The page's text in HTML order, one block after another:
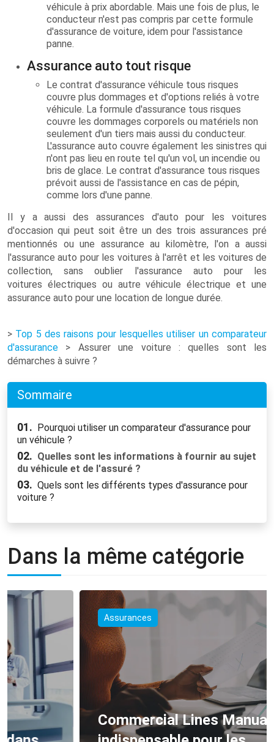
véhicule à prix abordable. Mais une fois de plus, le
conducteur n'est pas compris par cette formule
d'assurance de voiture, idem pour l'assistance
panne.
Assurance auto tout risque
Le contrat d'assurance véhicule tous risques
couvre plus dommages et d'options reliés à votre
véhicule. La formule d'assurance tous risques
couvre les dommages corporels ou matériels non
seulement d'un tiers mais aussi du conducteur.
L'assurance auto couvre également les sinistres qui
n'ont pas lieu en route tel qu'un vol, un incendie ou
bris de glace. Le contrat d'assurance tous risques
prévoit aussi de l'assistance en cas de pépin,
comme lors d'une panne.
Il y a aussi des assurances d'auto pour les voitures
d'occasion qui peut soit être un des trois assurances pré
mentionnés ou une assurance au kilomètre, l'on a aussi
l'assurance auto pour les voitures à l'arrêt et les voitures de
collection, sans oublier l'assurance auto pour les
voitures électriques ou autre véhicule électrique et une
assurance auto pour une location de longue durée.
> Top 5 des raisons pour lesquelles utiliser un comparateur
d'assurance > Assurer une voiture : quelles sont les
démarches à suivre ?
Sommaire
01. Pourquoi utiliser un comparateur d'assurance pour
un véhicule ?
02. Quelles sont les informations à fournir au sujet
du véhicule et de l'assuré ?
03. Quels sont les différents types d'assurance pour
voiture ?
Dans la même catégorie
Assurances
Commercial Lines Manual : outil